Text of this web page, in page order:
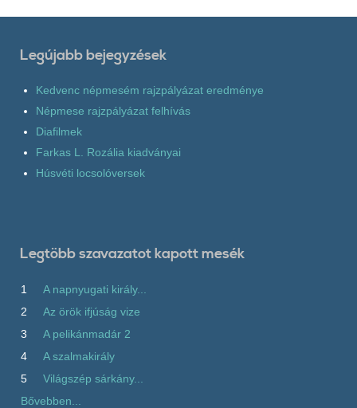
Legújabb bejegyzések
Kedvenc népmesém rajzpályázat eredménye
Népmese rajzpályázat felhívás
Diafilmek
Farkas L. Rozália kiadványai
Húsvéti locsolóversek
Legtöbb szavazatot kapott mesék
1
A napnyugati király...
2
Az örök ifjúság vize
3
A pelikánmadár 2
4
A szalmakirály
5
Világszép sárkány...
Bővebben...